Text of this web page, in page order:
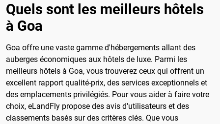
Quels sont les meilleurs hôtels
à Goa
Goa offre une vaste gamme d'hébergements allant des
auberges économiques aux hôtels de luxe. Parmi les
meilleurs hôtels à Goa, vous trouverez ceux qui offrent un
excellent rapport qualité-prix, des services exceptionnels et
des emplacements privilégiés. Pour vous aider à faire votre
choix, eLandFly propose des avis d'utilisateurs et des
classements basés sur des critères clés. Que vous